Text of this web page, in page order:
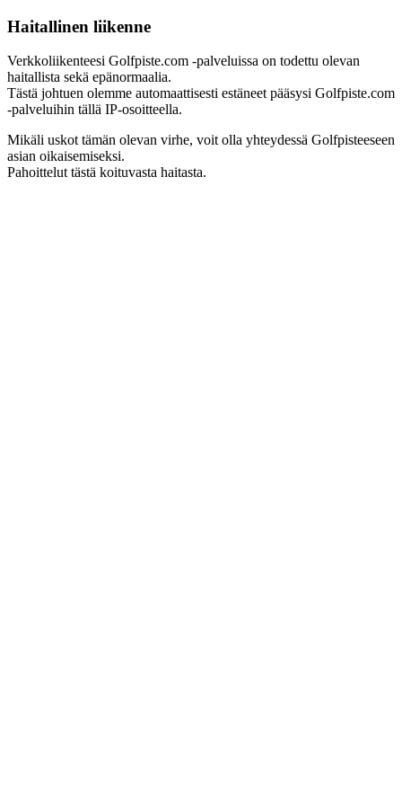
Haitallinen liikenne
Verkkoliikenteesi Golfpiste.com -palveluissa on todettu olevan
haitallista sekä epänormaalia.
Tästä johtuen olemme automaattisesti estäneet pääsysi Golfpiste.com
-palveluihin tällä IP-osoitteella.
Mikäli uskot tämän olevan virhe, voit olla yhteydessä Golfpisteeseen
asian oikaisemiseksi.
Pahoittelut tästä koituvasta haitasta.